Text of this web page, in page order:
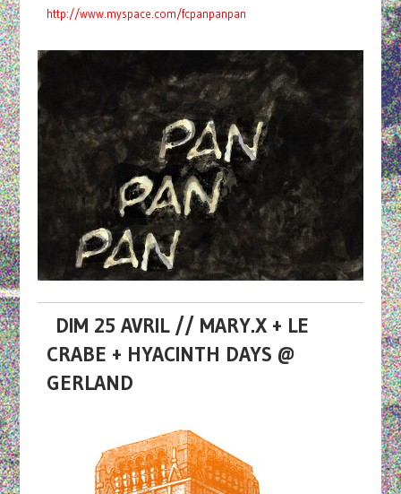
http://www.myspace.com/fcpanpanpan
DIM 25 AVRIL // MARY.X + LE
CRABE + HYACINTH DAYS @
GERLAND